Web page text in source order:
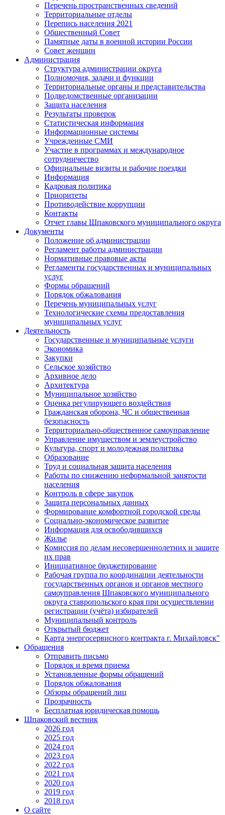
Перечень пространственных сведений
Территориальные отделы
Перепись населения 2021
Общественный Совет
Памятные даты в военной истории России
Совет женщин
Администрация
Структура администрации округа
Полномочия, задачи и функции
Территориальные органы и представительства
Подведомственные организации
Защита населения
Результаты проверок
Статистическая информация
Информационные системы
Учрежденные СМИ
Участие в программах и международное
сотрудничество
Официальные визиты и рабочие поездки
Информация
Кадровая политика
Приоритеты
Противодействие коррупции
Контакты
Отчет главы Шпаковского муниципального округа
Документы
Положение об администрации
Регламент работы администрации
Нормативные правовые акты
Регламенты государственных и муниципальных
услуг
Формы обращений
Порядок обжалования
Перечень муниципальных услуг
Технологические схемы предоставления
муниципальных услуг
Деятельность
Государственные и муниципальные услуги
Экономика
Закупки
Сельское хозяйство
Архивное дело
Архитектура
Муниципальное хозяйство
Оценка регулирующего воздействия
Гражданская оборона, ЧС и общественная
безопасность
Территориально-общественное самоуправление
Управление имуществом и землеустройство
Культура, спорт и молодежная политика
Образование
Труд и социальная защита населения
Работы по снижению неформальной занятости
населения
Контроль в сфере закупок
Защита персональных данных
Формирование комфортной городской среды
Социально-экономическое развитие
Информация для освободившихся
Жилье
Комиссия по делам несовершеннолетних и защите
их прав
Инициативное бюджетирование
Рабочая группа по координации деятельности
государственных органов и органов местного
самоуправления Шпаковского муниципального
округа ставропольского края при осуществлении
регистрации (учёта) избирателей
Муниципальный контроль
Открытый бюджет
Карта энергосервисного контракта г. Михайловск"
Обращения
Отправить письмо
Порядок и время приема
Установленные формы обращений
Порядок обжалования
Обзоры обращений лиц
Прозрачность
Бесплатная юридическая помощь
Шпаковский вестник
2026 год
2025 год
2024 год
2023 год
2022 год
2021 год
2020 год
2019 год
2018 год
О сайте